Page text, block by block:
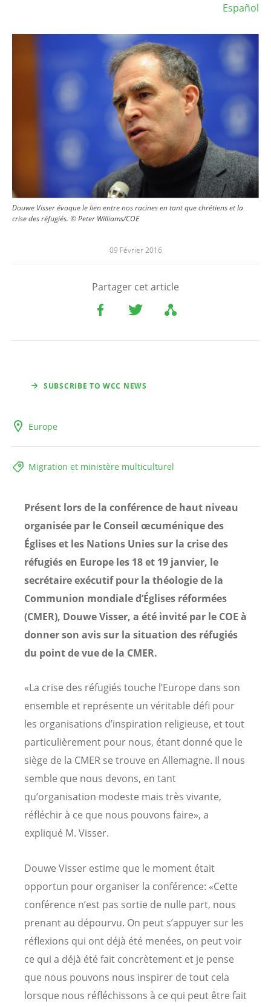
Español
Douwe Visser évoque le lien entre nos racines en tant que chrétiens et la
crise des réfugiés. © Peter Williams/COE
09 Février 2016
Partager cet article
SUBSCRIBE TO WCC NEWS
Europe
Migration et ministère multiculturel
Présent lors de la conférence de haut niveau
organisée par le Conseil œcuménique des
Églises et les Nations Unies sur la crise des
réfugiés en Europe les 18 et 19 janvier, le
secrétaire exécutif pour la théologie de la
Communion mondiale d’Églises réformées
(CMER), Douwe Visser, a été invité par le COE à
donner son avis sur la situation des réfugiés
du point de vue de la CMER.
«La crise des réfugiés touche l’Europe dans son
ensemble et représente un véritable défi pour
les organisations d’inspiration religieuse, et tout
particulièrement pour nous, étant donné que le
siège de la CMER se trouve en Allemagne. Il nous
semble que nous devons, en tant
qu’organisation modeste mais très vivante,
réfléchir à ce que nous pouvons faire», a
expliqué M. Visser.
Douwe Visser estime que le moment était
opportun pour organiser la conférence: «Cette
conférence n’est pas sortie de nulle part, nous
prenant au dépourvu. On peut s’appuyer sur les
réflexions qui ont déjà été menées, on peut voir
ce qui a déjà été fait concrètement et je pense
que nous pouvons nous inspirer de tout cela
lorsque nous réfléchissons à ce qui peut être fait